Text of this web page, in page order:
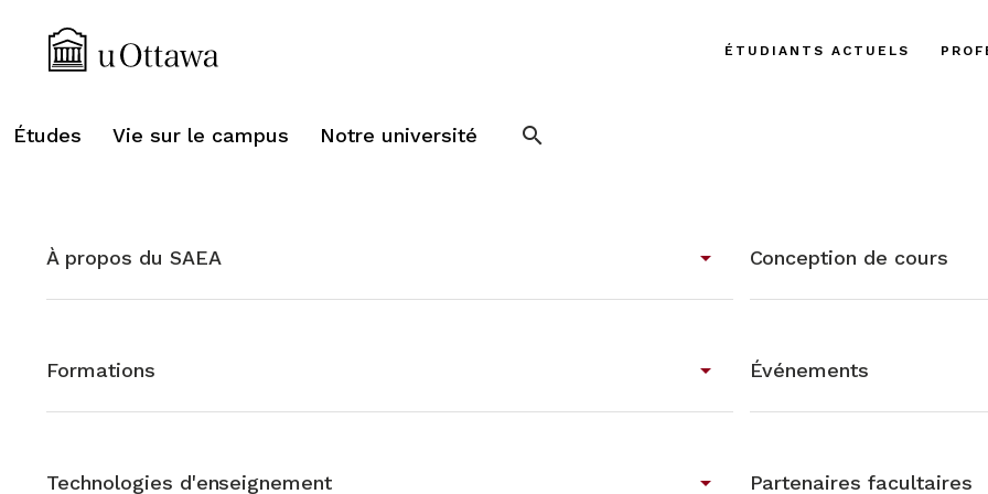
ÉTUDIANTS ACTUELS
Études Vie sur le campus Notre université search
À propos du SAEA arrow_drop_down Conception de cours
Formations arrow_drop_down Événements
Technologies d'enseignement arrow_drop_down Partenaires facultaires